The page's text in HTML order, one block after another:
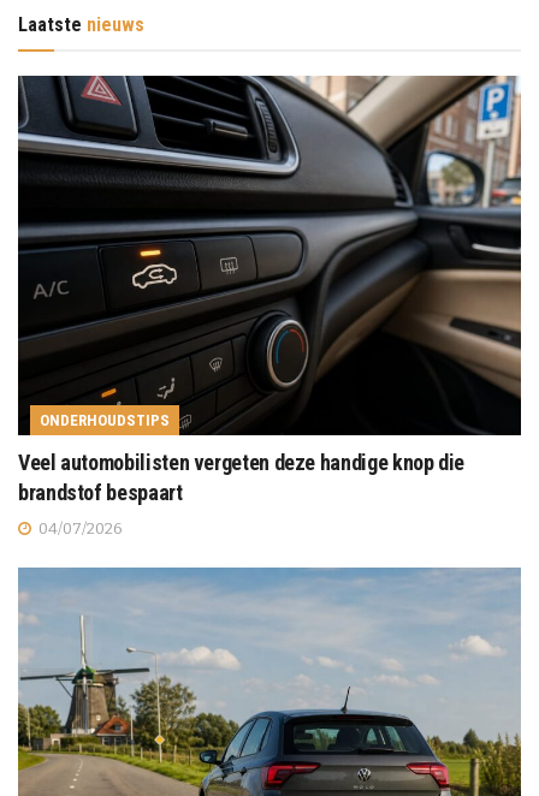
Laatste nieuws
ONDERHOUDSTIPS
Veel automobilisten vergeten deze handige knop die
brandstof bespaart
04/07/2026